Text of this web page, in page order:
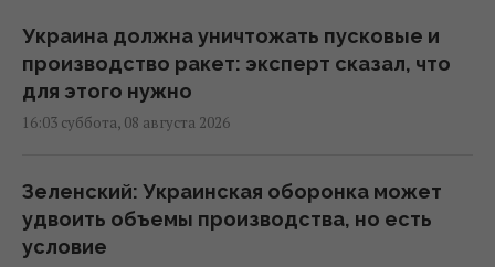
Украина должна уничтожать пусковые и
производство ракет: эксперт сказал, что
для этого нужно
16:03 суббота, 08 августа 2026
Зеленский: Украинская оборонка может
удвоить объемы производства, но есть
условие